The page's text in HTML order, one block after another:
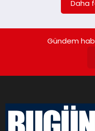
Daha
Gündem